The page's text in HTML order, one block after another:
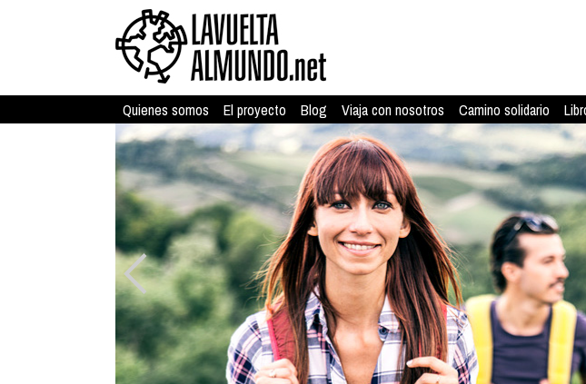
Quienes somos El proyecto Blog Viaja con nosotros Camino solidario